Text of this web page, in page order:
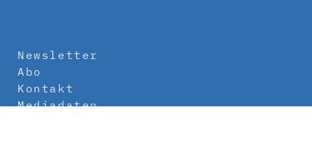
Newsletter
Abo
Kontakt
Mediadaten